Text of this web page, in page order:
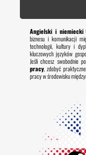
Angielski i niemiecki
biznesu i komunikacji
technologii, kultury i
kluczowych języków
Jeśli chcesz swobodnie
pracy, zdobyć
pracy w środowisku